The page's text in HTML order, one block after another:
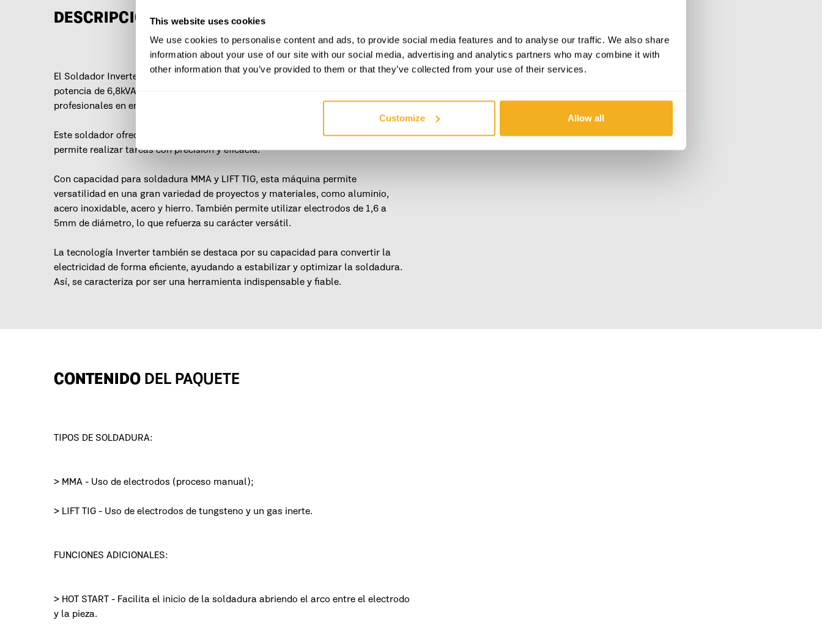
This website uses cookies
We use cookies to personalise content and ads, to provide social media features and to analyse our traffic. We also share
information about your use of our site with our social media, advertising and analytics partners who may combine it with
other information that you’ve provided to them or that they’ve collected from your use of their services.
Customize Allow all
DESCRIPCIÓNDETALLADA
El Soldador Inverter de 200A de la gama WEL de VITO (VII200B), con una
potencia de 6,8kVA, es adecuado para realizar trabajos de soldadura
profesionales en entornos industriales.
Este soldador ofrece un rendimiento de soldadura de máxima calidad, lo que le
permite realizar tareas con precisión y eficacia.
Con capacidad para soldadura MMA y LIFT TIG, esta máquina permite
versatilidad en una gran variedad de proyectos y materiales, como aluminio,
acero inoxidable, acero y hierro. También permite utilizar electrodos de 1,6 a
5mm de diámetro, lo que refuerza su carácter versátil.
La tecnología Inverter también se destaca por su capacidad para convertir la
electricidad de forma eficiente, ayudando a estabilizar y optimizar la soldadura.
Así, se caracteriza por ser una herramienta indispensable y fiable.
CONTENIDO DEL PAQUETE
TIPOS DE SOLDADURA:
> MMA - Uso de electrodos (proceso manual);
> LIFT TIG - Uso de electrodos de tungsteno y un gas inerte.
FUNCIONES ADICIONALES:
> HOT START - Facilita el inicio de la soldadura abriendo el arco entre el electrodo
y la pieza.